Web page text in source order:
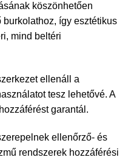
köszönhetően
így esztétikus
mind beltéri
ellenáll a
tesz lehetővé. A
garantál.
ellenőrző- és
rendszerek hozzáférési